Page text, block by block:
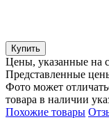
Купить
Цены, указанные на
Представленные
Фото может
товара в наличии
Похожие товары